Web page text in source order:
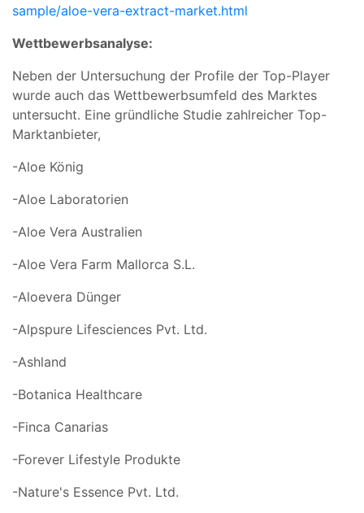
sample/aloe-vera-extract-market.html
Wettbewerbsanalyse:
Neben der Untersuchung der Profile der Top-Player
wurde auch das Wettbewerbsumfeld des Marktes
untersucht. Eine gründliche Studie zahlreicher Top-
Marktanbieter,
-Aloe König
-Aloe Laboratorien
-Aloe Vera Australien
-Aloe Vera Farm Mallorca S.L.
-Aloevera Dünger
-Alpspure Lifesciences Pvt. Ltd.
-Ashland
-Botanica Healthcare
-Finca Canarias
-Forever Lifestyle Produkte
-Nature's Essence Pvt. Ltd.